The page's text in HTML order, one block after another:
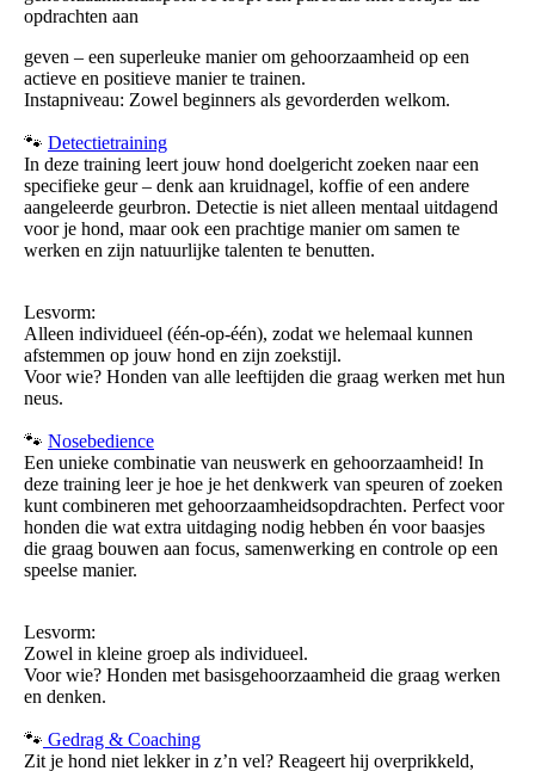
opdrachten aan
geven – een superleuke manier om gehoorzaamheid op een
actieve en positieve manier te trainen.
Instapniveau: Zowel beginners als gevorderden welkom.
🐾 Detectietraining
In deze training leert jouw hond doelgericht zoeken naar een
specifieke geur – denk aan kruidnagel, koffie of een andere
aangeleerde geurbron. Detectie is niet alleen mentaal uitdagend
voor je hond, maar ook een prachtige manier om samen te
werken en zijn natuurlijke talenten te benutten.
Lesvorm:
Alleen individueel (één-op-één), zodat we helemaal kunnen
afstemmen op jouw hond en zijn zoekstijl.
Voor wie? Honden van alle leeftijden die graag werken met hun
neus.
🐾 Nosebedience
Een unieke combinatie van neuswerk en gehoorzaamheid! In
deze training leer je hoe je het denkwerk van speuren of zoeken
kunt combineren met gehoorzaamheidsopdrachten. Perfect voor
honden die wat extra uitdaging nodig hebben én voor baasjes
die graag bouwen aan focus, samenwerking en controle op een
speelse manier.
Lesvorm:
Zowel in kleine groep als individueel.
Voor wie? Honden met basisgehoorzaamheid die graag werken
en denken.
🐾 Gedrag & Coaching
Zit je hond niet lekker in z’n vel? Reageert hij overprikkeld,